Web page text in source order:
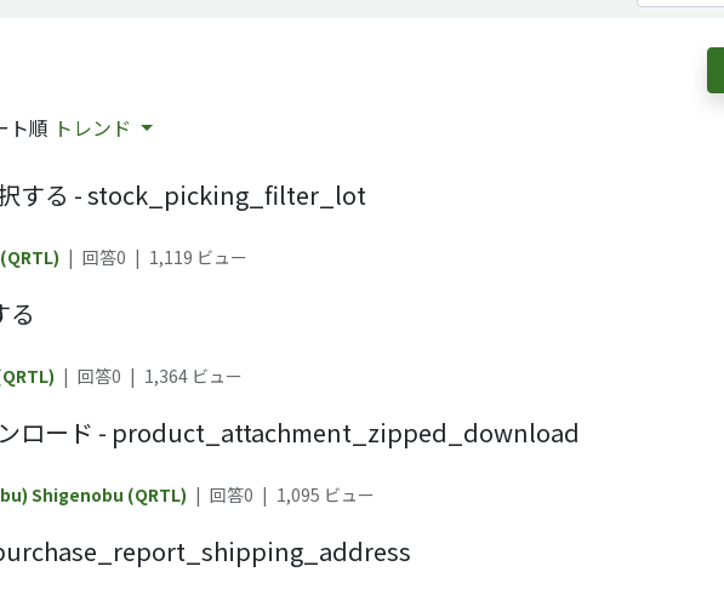
ト順 トレンド
する - stock_picking_filter_lot
| 回答0 | 1,119 ビュー
る
| 回答0 | 1,364 ビュー
ンロード - product_attachment_zipped_download
Shigenobu (QRTL) | 回答0 | 1,095 ビュー